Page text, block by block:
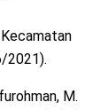
2021).
M.